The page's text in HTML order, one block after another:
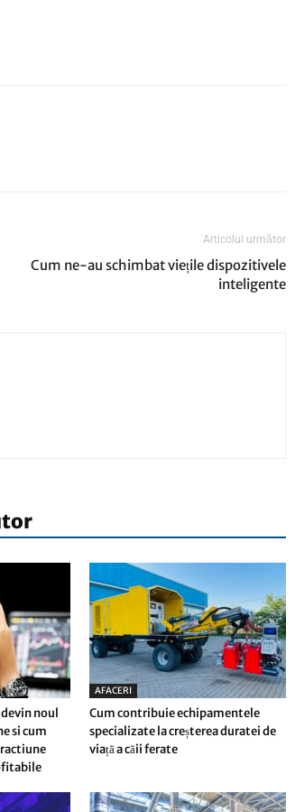
Articolul următor
Cum ne-au schimbat viețile dispozitivele
inteligente
noul
si cum
AFACERI
Cum contribuie echipamentele
specializate la creșterea duratei de
viață a căii ferate